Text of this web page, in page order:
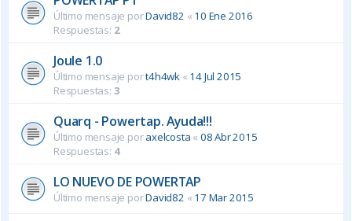
Último mensaje porDavid82 « 10 Ene 2016
Respuestas: 2
Joule 1.0
Último mensaje port4h4wk « 14 Jul 2015
Respuestas: 3
Quarq - Powertap. Ayuda!!!
Último mensaje poraxelcosta « 08 Abr 2015
Respuestas: 4
LO NUEVO DE POWERTAP
Último mensaje porDavid82 « 17 Mar 2015